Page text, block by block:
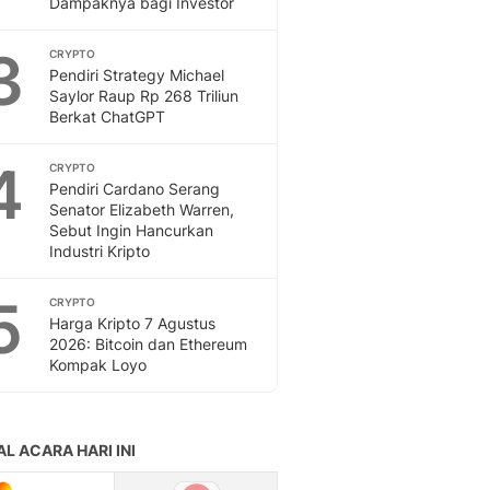
CRYPTO
Pendiri Strategy Michael
Saylor Raup Rp 268 Triliun
Berkat ChatGPT
CRYPTO
Pendiri Cardano Serang
Senator Elizabeth Warren,
Sebut Ingin Hancurkan
Industri Kripto
CRYPTO
Harga Kripto 7 Agustus
2026: Bitcoin dan Ethereum
Kompak Loyo